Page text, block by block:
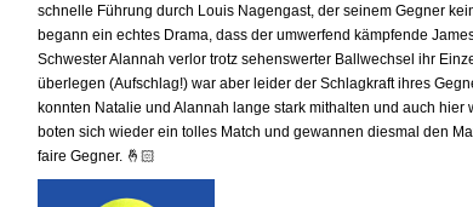
schnelle Führung durch Louis Nagengast, der seinem Gegner
begann ein echtes Drama, dass der umwerfend kämpfende
Schwester Alannah verlor trotz sehenswerter Ballwechsel ihr
überlegen (Aufschlag!) war aber leider der Schlagkraft ihres
konnten Natalie und Alannah lange stark mithalten und auch
boten sich wieder ein tolles Match und gewannen diesmal den
faire Gegner. 🤞🏻